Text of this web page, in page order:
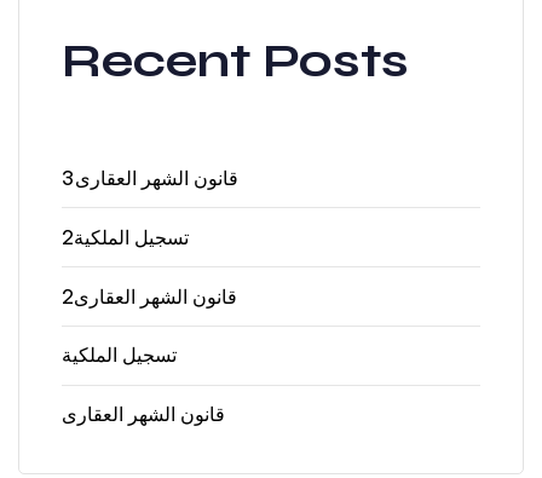
Recent Posts
قانون الشهر العقارى3
تسجيل الملكية2
قانون الشهر العقارى2
تسجيل الملكية
قانون الشهر العقارى